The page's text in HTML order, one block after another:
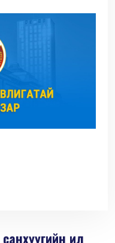
санхүүгийн ил